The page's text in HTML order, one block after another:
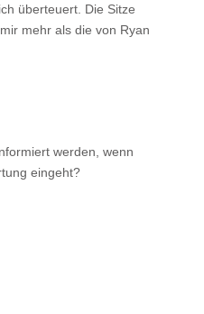
überteuert. Die Sitze
mehr als die von Ryan
werden, wenn
eingeht?